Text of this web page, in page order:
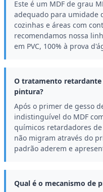
Este é um MDF de grau
adequado para umidade
cozinhas e áreas com
recomendamos nossa
em PVC, 100% à prova
O tratamento
pintura?
Após o primer de gesso
indistinguível do MDF
químicos retardadores
não migram através do
padrão aderem e
Qual é o mecanismo de